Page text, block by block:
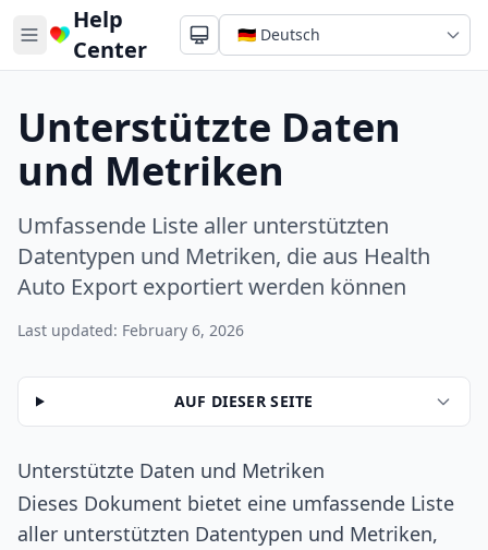
Help
Center
Unterstützte Daten
und Metriken
Umfassende Liste aller unterstützten
Datentypen und Metriken, die aus Health
Auto Export exportiert werden können
Last updated: February 6, 2026
AUF DIESER SEITE
Unterstützte Daten und Metriken
Dieses Dokument bietet eine umfassende Liste
aller unterstützten Datentypen und Metriken,